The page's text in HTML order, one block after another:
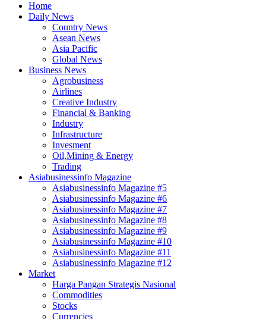
Home
Daily News
Country News
Asean News
Asia Pacific
Global News
Business News
Agrobusiness
Airlines
Creative Industry
Financial & Banking
Industry
Infrastructure
Invesment
Oil,Mining & Energy
Trading
Asiabusinessinfo Magazine
Asiabusinessinfo Magazine #5
Asiabusinessinfo Magazine #6
Asiabusinessinfo Magazine #7
Asiabusinessinfo Magazine #8
Asiabusinessinfo Magazine #9
Asiabusinessinfo Magazine #10
Asiabusinessinfo Magazine #11
Asiabusinessinfo Magazine #12
Market
Harga Pangan Strategis Nasional
Commodities
Stocks
Currencies